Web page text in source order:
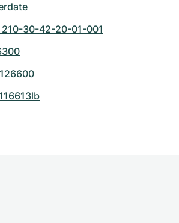
210-30-42-20-01-001